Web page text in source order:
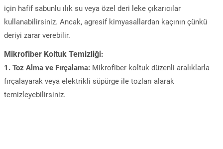
için hafif sabunlu ılık su veya özel deri leke çıkarıcılar
kullanabilirsiniz. Ancak, agresif kimyasallardan kaçının çünkü
deriyi zarar verebilir.
Mikrofiber Koltuk Temizliği:
1. Toz Alma ve Fırçalama: Mikrofiber koltuk düzenli aralıklarla
fırçalayarak veya elektrikli süpürge ile tozları alarak
temizleyebilirsiniz.